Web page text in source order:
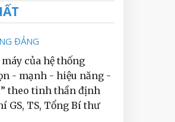
ĐẢNG
của hệ thống
- mạnh - hiệu năng -
theo tinh thần định
GS, TS, Tổng Bí thư